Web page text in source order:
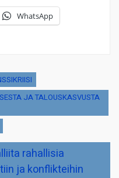
WhatsApp
JA TALOUSKASVUSTA
rahallisia
ja konflikteihin